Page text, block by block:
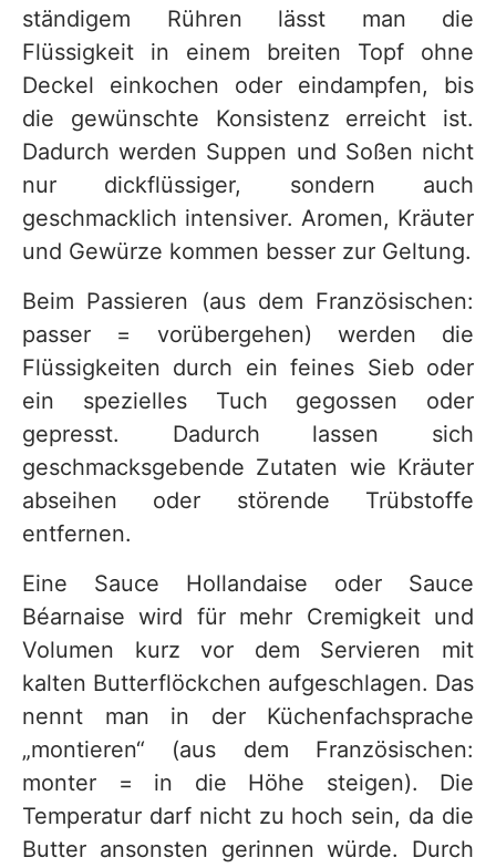
ständigem Rühren lässt man die
Flüssigkeit in einem breiten Topf ohne
Deckel einkochen oder eindampfen, bis
die gewünschte Konsistenz erreicht ist.
Dadurch werden Suppen und Soßen nicht
nur dickflüssiger, sondern auch
geschmacklich intensiver. Aromen, Kräuter
und Gewürze kommen besser zur Geltung.
Beim Passieren (aus dem Französischen:
passer = vorübergehen) werden die
Flüssigkeiten durch ein feines Sieb oder
ein spezielles Tuch gegossen oder
gepresst. Dadurch lassen sich
geschmacksgebende Zutaten wie Kräuter
abseihen oder störende Trübstoffe
entfernen.
Eine Sauce Hollandaise oder Sauce
Béarnaise wird für mehr Cremigkeit und
Volumen kurz vor dem Servieren mit
kalten Butterflöckchen aufgeschlagen. Das
nennt man in der Küchenfachsprache
„montieren“ (aus dem Französischen:
monter = in die Höhe steigen). Die
Temperatur darf nicht zu hoch sein, da die
Butter ansonsten gerinnen würde. Durch